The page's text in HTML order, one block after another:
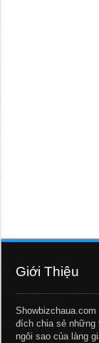
Giới Thiệu
đích chia sẻ những
ngôi sao của làng